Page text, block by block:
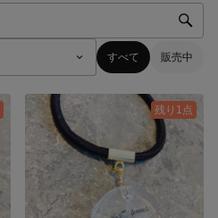
すべて 販売中
残り1点